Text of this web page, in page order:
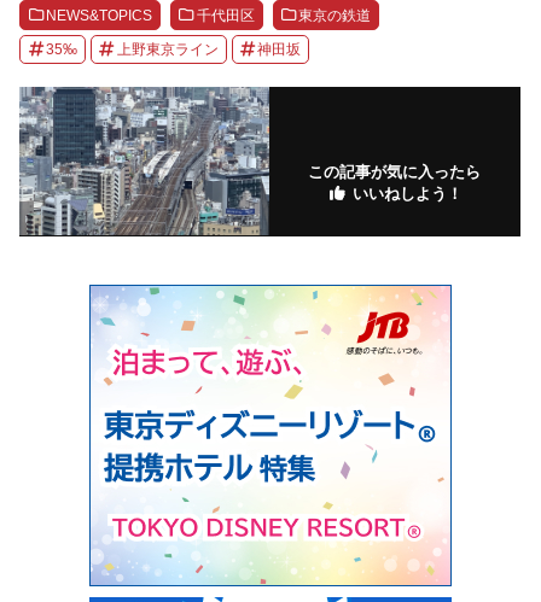
NEWS&TOPICS 千代田区 東京の鉄道
35‰ 上野東京ライン 神田坂
この記事が気に入ったら
いいねしよう！